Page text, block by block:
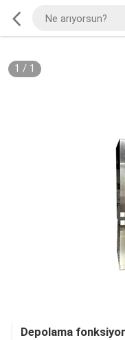
1 / 1
Depolama